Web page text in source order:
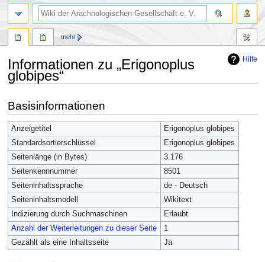
Hilfe
Informationen zu „Erigonoplus
globipes“
Navigation
springen
Suche
springen
Basisinformationen
Anzeigetitel
Erigonoplus globipes
Standardsortierschlüssel
Erigonoplus globipes
Seitenlänge (in Bytes)
3.176
Seitenkennnummer
8501
Seiteninhaltssprache
de - Deutsch
Seiteninhaltsmodell
Wikitext
Indizierung durch Suchmaschinen
Erlaubt
Anzahl der Weiterleitungen zu dieser Seite
1
Gezählt als eine Inhaltsseite
Ja
mehr